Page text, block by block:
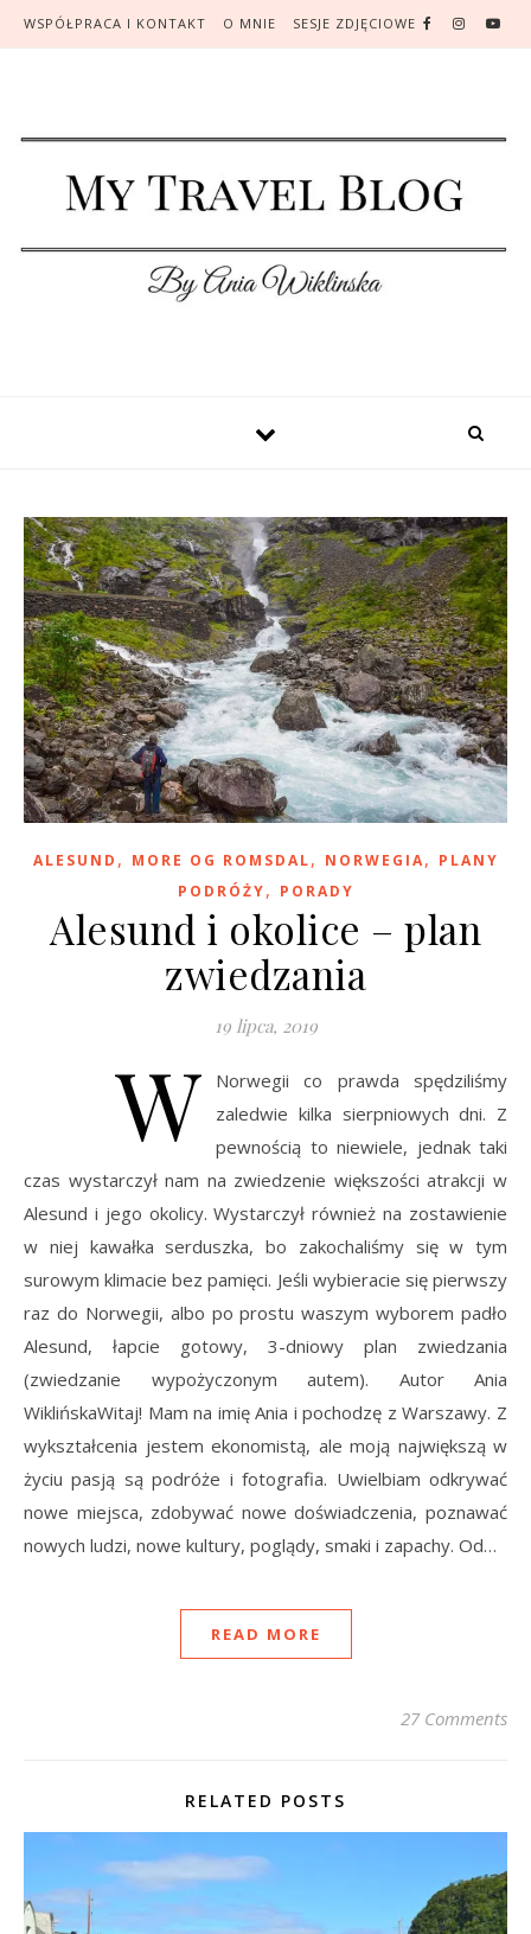
WSPÓŁPRACA I KONTAKT O MNIE SESJE ZDJĘCIOWE
ALESUND , MORE OG ROMSDAL, NORWEGIA, PLANY
PODRÓŻY, PORADY
Alesund i okolice – plan
zwiedzania
19 lipca, 2019
W
Norwegii co prawda spędziliśmy
zaledwie kilka sierpniowych dni. Z
pewnością to niewiele, jednak taki
czas wystarczył nam na zwiedzenie większości atrakcji w
Alesund i jego okolicy. Wystarczył również na zostawienie
w niej kawałka serduszka, bo zakochaliśmy się w tym
surowym klimacie bez pamięci. Jeśli wybieracie się pierwszy
raz do Norwegii, albo po prostu waszym wyborem padło
Alesund, łapcie gotowy, 3-dniowy plan zwiedzania
(zwiedzanie wypożyczonym autem). Autor Ania
WiklińskaWitaj! Mam na imię Ania i pochodzę z Warszawy. Z
wykształcenia jestem ekonomistą, ale moją największą w
życiu pasją są podróże i fotografia. Uwielbiam odkrywać
nowe miejsca, zdobywać nowe doświadczenia, poznawać
nowych ludzi, nowe kultury, poglądy, smaki i zapachy. Od…
READ MORE
27 Comments
RELATED POSTS